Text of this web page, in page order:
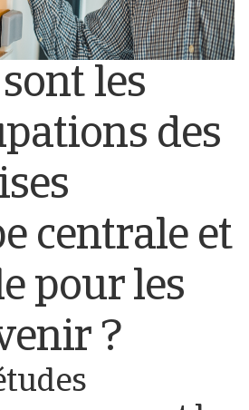
les
des
centrale et
pour les
?